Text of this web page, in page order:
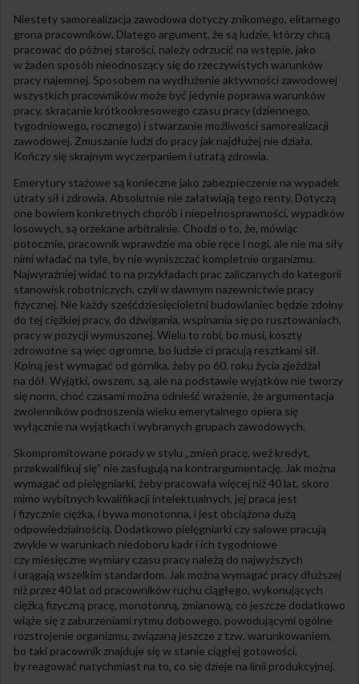
Niestety samorealizacja zawodowa dotyczy znikomego, elitarnego
grona pracowników. Dlatego argument, że są ludzie, którzy chcą
pracować do późnej starości, należy odrzucić na wstępie, jako
w żaden sposób nieodnoszący się do rzeczywistych warunków
pracy najemnej. Sposobem na wydłużenie aktywności zawodowej
wszystkich pracowników może być jedynie poprawa warunków
pracy, skracanie krótkookresowego czasu pracy (dziennego,
tygodniowego, rocznego) i stwarzanie możliwości samorealizacji
zawodowej. Zmuszanie ludzi do pracy jak najdłużej nie działa.
Kończy się skrajnym wyczerpaniem i utratą zdrowia.
Emerytury stażowe są konieczne jako zabezpieczenie na wypadek
utraty sił i zdrowia. Absolutnie nie załatwiają tego renty. Dotyczą
one bowiem konkretnych chorób i niepełnosprawności, wypadków
losowych, są orzekane arbitralnie. Chodzi o to, że, mówiąc
potocznie, pracownik wprawdzie ma obie ręce i nogi, ale nie ma siły
nimi władać na tyle, by nie wyniszczać kompletnie organizmu.
Najwyraźniej widać to na przykładach prac zaliczanych do kategorii
stanowisk robotniczych, czyli w dawnym nazewnictwie pracy
fizycznej. Nie każdy sześćdziesięcioletni budowlaniec będzie zdolny
do tej ciężkiej pracy, do dźwigania, wspinania się po rusztowaniach,
pracy w pozycji wymuszonej. Wielu to robi, bo musi, koszty
zdrowotne są więc ogromne, bo ludzie ci pracują resztkami sił.
Kpiną jest wymagać od górnika, żeby po 60. roku życia zjeżdżał
na dół. Wyjątki, owszem, są, ale na podstawie wyjątków nie tworzy
się norm, choć czasami można odnieść wrażenie, że argumentacja
zwolenników podnoszenia wieku emerytalnego opiera się
wyłącznie na wyjątkach i wybranych grupach zawodowych.
Skompromitowane porady w stylu „zmień pracę, weź kredyt,
przekwalifikuj się” nie zasługują na kontrargumentację. Jak można
wymagać od pielęgniarki, żeby pracowała więcej niż 40 lat, skoro
mimo wybitnych kwalifikacji intelektualnych, jej praca jest
i fizycznie ciężka, i bywa monotonna, i jest obciążona dużą
odpowiedzialnością. Dodatkowo pielęgniarki czy salowe pracują
zwykle w warunkach niedoboru kadr i ich tygodniowe
czy miesięczne wymiary czasu pracy należą do najwyższych
i urągają wszelkim standardom. Jak można wymagać pracy dłuższej
niż przez 40 lat od pracowników ruchu ciągłego, wykonujących
ciężką fizyczną pracę, monotonną, zmianową, co jeszcze dodatkowo
wiąże się z zaburzeniami rytmu dobowego, powodującymi ogólne
rozstrojenie organizmu, związaną jeszcze z tzw. warunkowaniem,
bo taki pracownik znajduje się w stanie ciągłej gotowości,
by reagować natychmiast na to, co się dzieje na linii produkcyjnej.